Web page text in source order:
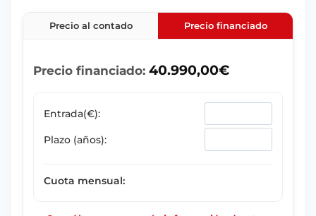
Precio al contado Precio financiado
Precio financiado: 40.990,00€
Entrada(€):
Plazo (años):
Cuota mensual: